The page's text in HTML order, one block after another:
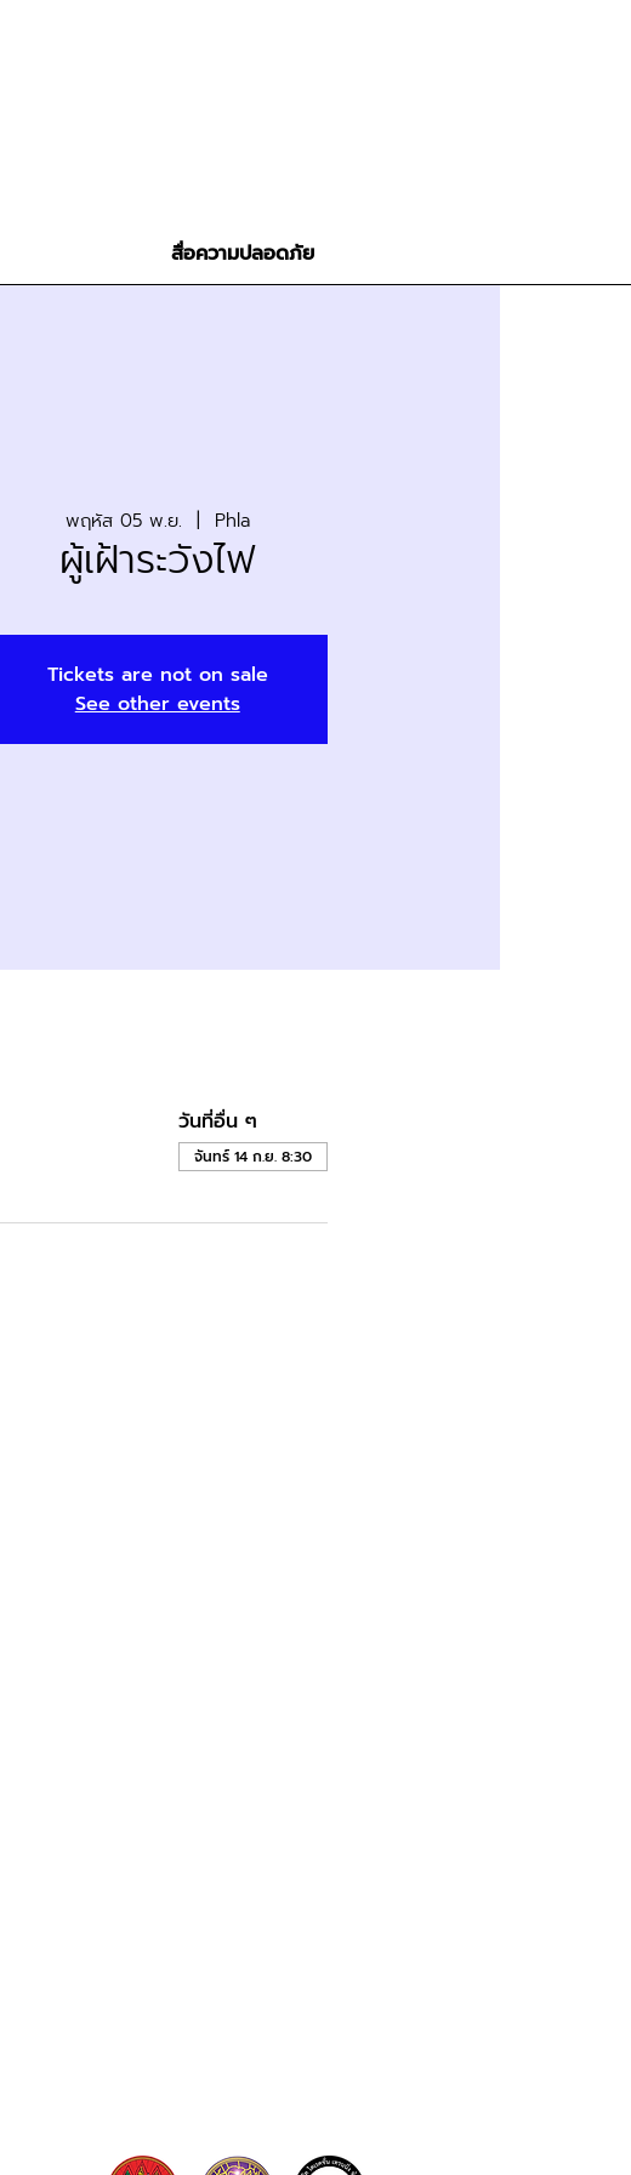
สื่อความปลอดภัย
พฤหัส 05 พ.ย. Phla
ผู้เฝ้าระวังไฟ
Tickets are not on sale
See other events
วันที่อื่น ๆ
จันทร์ 14 ก.ย. 8:30